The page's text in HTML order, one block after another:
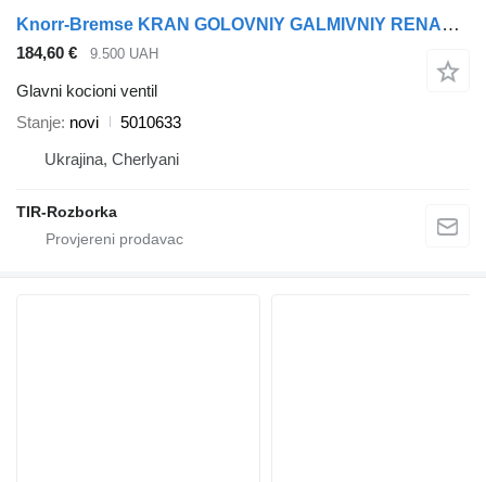
Knorr-Bremse KRAN GOLOVNIY GALMIVNIY RENAULT MAGNUM DXI13, VOLVO FM9 5010633 glavni kocioni ventil za Volvo FM9 tegljača
184,60 € 9.500 UAH
Glavni kocioni ventil
Stanje novi
5010633
Ukrajina, Cherlyani
TIR-Rozborka